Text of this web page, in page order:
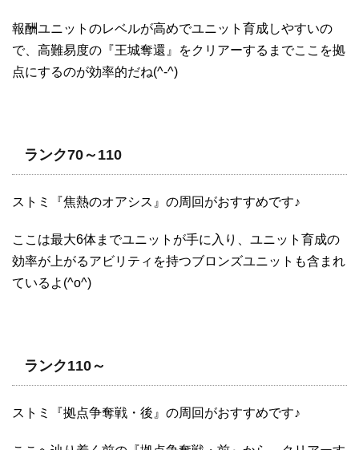
報酬ユニットのレベルが高めでユニット育成しやすいの
で、高難易度の『王城奪還』をクリアーするまでここを拠
点にするのが効率的だね(^-^)
ランク70～110
ストミ『焦熱のオアシス』の周回がおすすめです♪
ここは最大6体までユニットが手に入り、ユニット育成の
効率が上がるアビリティを持つブロンズユニットも含まれ
ているよ(^o^)
ランク110～
ストミ『拠点争奪戦・後』の周回がおすすめです♪